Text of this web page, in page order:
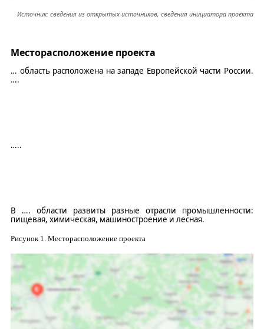
Источник: сведения из открытых источников, сведения инициатора проекта
Месторасположение проекта
… область расположена на западе Европейской части России.
….
…..
В …. области развиты разные отрасли промышленности:
пищевая, химическая, машиностроение и лесная.
Рисунок 1 . Месторасположение проекта